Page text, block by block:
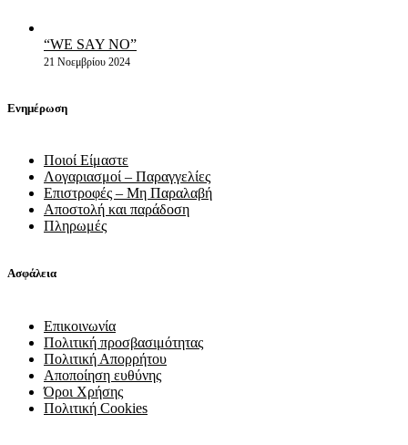
“WE SAY NO”
21 Νοεμβρίου 2024
Ενημέρωση
Ποιοί Είμαστε
Λογαριασμοί – Παραγγελίες
Επιστροφές – Μη Παραλαβή
Αποστολή και παράδοση
Πληρωμές
Ασφάλεια
Επικοινωνία
Πολιτική προσβασιμότητας
Πολιτική Απορρήτου
Αποποίηση ευθύνης
Όροι Χρήσης
Πολιτική Cookies